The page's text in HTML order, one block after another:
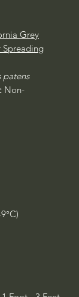
Grey
Spreading
patens
Non-